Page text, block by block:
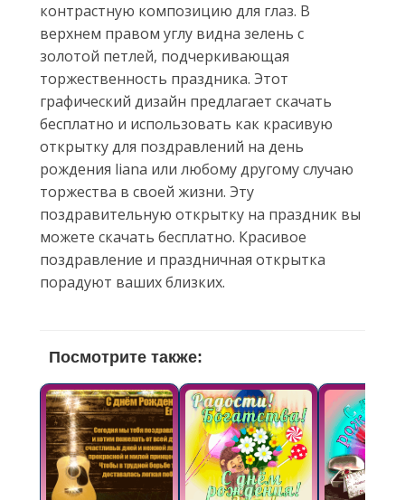
контрастную композицию для глаз. В
верхнем правом углу видна зелень с
золотой петлей, подчеркивающая
торжественность праздника. Этот
графический дизайн предлагает скачать
бесплатно и использовать как красивую
открытку для поздравлений на день
рождения liana или любому другому случаю
торжества в своей жизни. Эту
поздравительную открытку на праздник вы
можете скачать бесплатно. Красивое
поздравление и праздничная открытка
порадуют ваших близких.
Посмотрите также: